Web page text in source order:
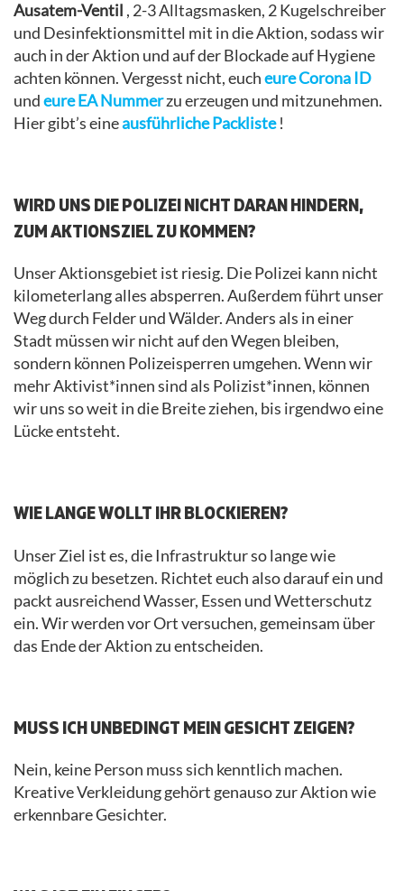
Ausatem-Ventil , 2-3 Alltagsmasken, 2 Kugelschreiber
und Desinfektionsmittel mit in die Aktion, sodass wir
auch in der Aktion und auf der Blockade auf Hygiene
achten können. Vergesst nicht, eucheure Corona ID
undeure EA Nummerzu erzeugen und mitzunehmen.
Hier gibt’s eineausführliche Packliste!
WIRD UNS DIE POLIZEI NICHT DARAN HINDERN,
ZUM AKTIONSZIEL ZU KOMMEN?
Unser Aktionsgebiet ist riesig. Die Polizei kann nicht
kilometerlang alles absperren. Außerdem führt unser
Weg durch Felder und Wälder. Anders als in einer
Stadt müssen wir nicht auf den Wegen bleiben,
sondern können Polizeisperren umgehen. Wenn wir
mehr Aktivist*innen sind als Polizist*innen, können
wir uns so weit in die Breite ziehen, bis irgendwo eine
Lücke entsteht.
WIE LANGE WOLLT IHR BLOCKIEREN?
Unser Ziel ist es, die Infrastruktur so lange wie
möglich zu besetzen. Richtet euch also darauf ein und
packt ausreichend Wasser, Essen und Wetterschutz
ein. Wir werden vor Ort versuchen, gemeinsam über
das Ende der Aktion zu entscheiden.
MUSS ICH UNBEDINGT MEIN GESICHT ZEIGEN?
Nein, keine Person muss sich kenntlich machen.
Kreative Verkleidung gehört genauso zur Aktion wie
erkennbare Gesichter.